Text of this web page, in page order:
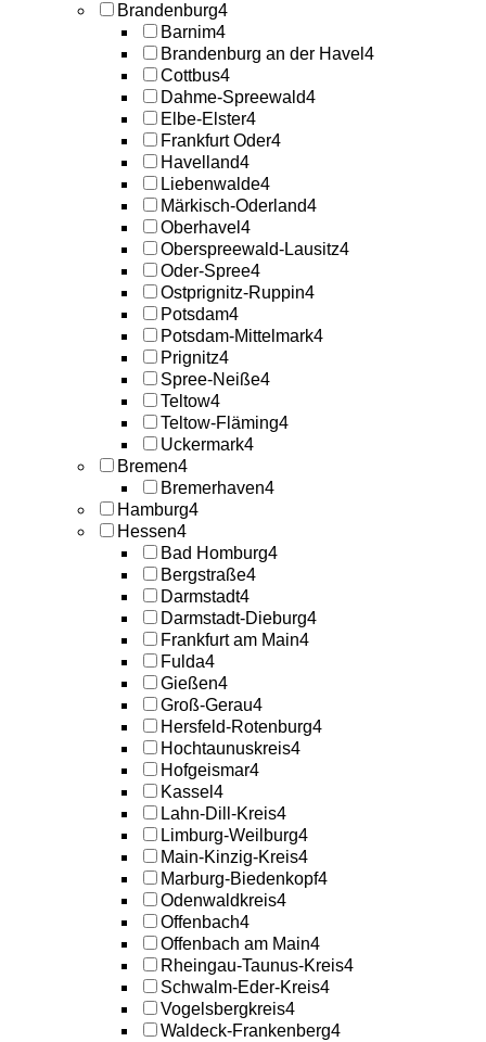
Brandenburg4
Barnim4
Brandenburg an der Havel 4
Cottbus4
Dahme-Spreewald4
Elbe-Elster4
Frankfurt Oder4
Havelland4
Liebenwalde4
Märkisch-Oderland4
Oberhavel 4
Oberspreewald-Lausitz4
Oder-Spree4
Ostprignitz-Ruppin4
Potsdam4
Potsdam-Mittelmark4
Prignitz4
Spree-Neiße4
Teltow4
Teltow-Fläming4
Uckermark4
Bremen4
Bremerhaven4
Hamburg4
Hessen4
Bad Homburg4
Bergstraße4
Darmstadt4
Darmstadt-Dieburg4
Frankfurt am Main4
Fulda4
Gießen4
Groß-Gerau4
Hersfeld-Rotenburg4
Hochtaunuskreis4
Hofgeismar4
Kassel 4
Lahn-Dill-Kreis4
Limburg-Weilburg4
Main-Kinzig-Kreis4
Marburg-Biedenkopf4
Odenwaldkreis4
Offenbach4
Offenbach am Main4
Rheingau-Taunus-Kreis4
Schwalm-Eder-Kreis4
Vogelsbergkreis4
Waldeck-Frankenberg4